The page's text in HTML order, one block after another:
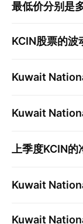
最低价分别是
KCIN股票的波
Kuwait
Kuwait
上季度KCIN的
Kuwait
Kuwait